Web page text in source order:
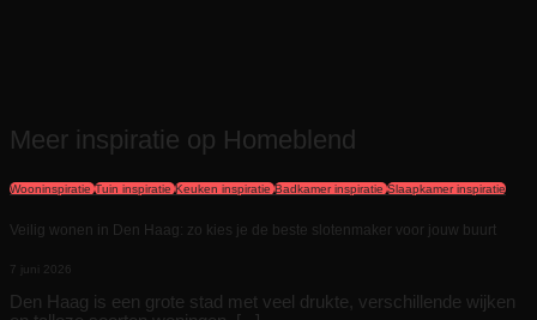
Meer inspiratie op Homeblend
Wooninspiratie Tuin inspiratie Keuken inspiratie Badkamer inspiratie Slaapkamer inspiratie
Veilig wonen in Den Haag: zo kies je de beste slotenmaker voor jouw buurt
7 juni 2026
Den Haag is een grote stad met veel drukte, verschillende wijken